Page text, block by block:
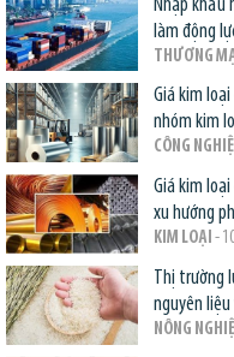
Nhập khẩu
làm động
THƯƠNG
Giá kim
nhóm kim
CÔNG
Giá kim
xu hướng
KIM LOẠI -
Thị trường
nguyên liệu
NÔNG